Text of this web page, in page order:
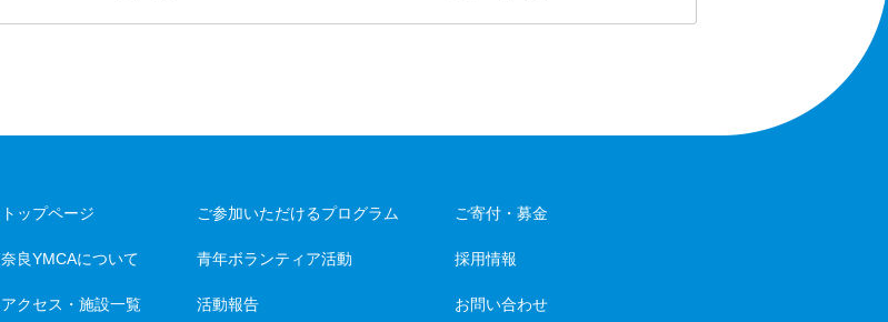
トップページ
奈良YMCAについて
アクセス・施設一覧
ご参加いただけるプログラム
青年ボランティア活動
活動報告
ご寄付・募金
採用情報
お問い合わせ